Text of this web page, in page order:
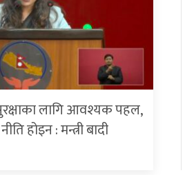
लागि आवश्यक पहल,
होइन : मन्त्री बादी